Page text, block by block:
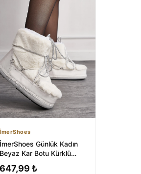
İmerShoes
İmerShoes Günlük Kadın
Beyaz Kar Botu Kürklü
647,99 ₺